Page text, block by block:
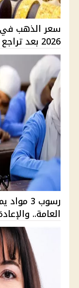
2026 بعد تراجع عيار 21 أمس
رسوب 3
العامة..